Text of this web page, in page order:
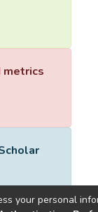
metrics
your personal